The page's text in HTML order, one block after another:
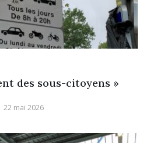
des sous-citoyens »
22 mai 2026